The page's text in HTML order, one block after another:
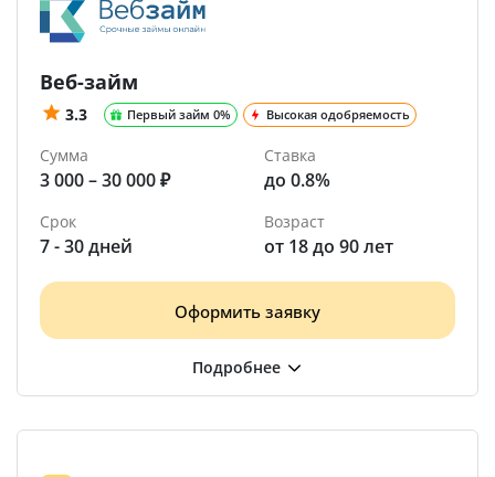
Веб-займ
3.3 Первый займ 0% Высокая одобряемость
Сумма
3 000 – 30 000 ₽
Ставка
до 0.8%
Срок
7 - 30 дней
Возраст
от 18 до 90 лет
Оформить заявку